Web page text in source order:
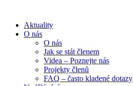
Aktuality
O nás
O nás
Jak se stát členem
Videa – Poznejte nás
Projekty členů
FAQ – často kladené dotazy